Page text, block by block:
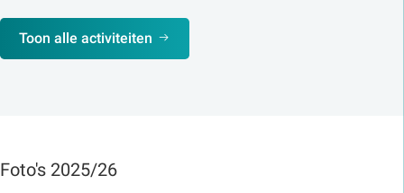
Toon alle activiteiten
Foto's 2025/26